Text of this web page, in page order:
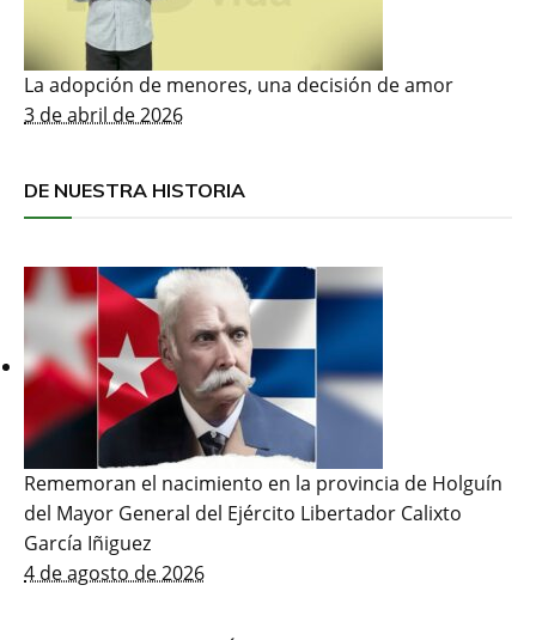
La adopción de menores, una decisión de amor
3 de abril de 2026
DE NUESTRA HISTORIA
Rememoran el nacimiento en la provincia de Holguín
del Mayor General del Ejército Libertador Calixto
García Iñiguez
4 de agosto de 2026